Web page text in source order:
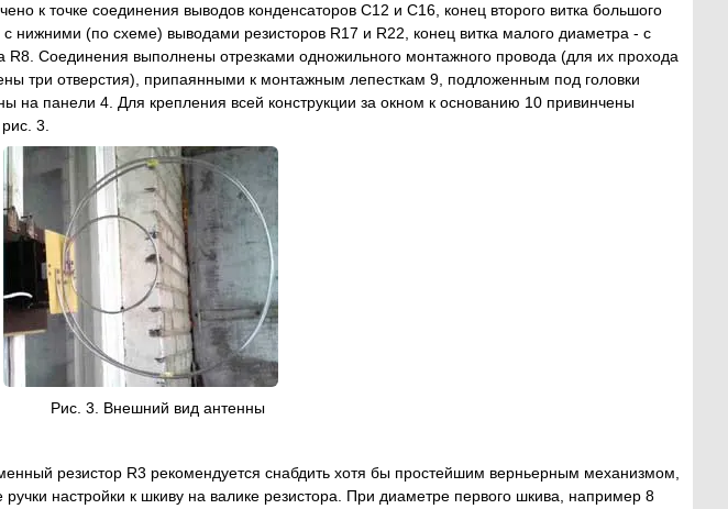
к точке соединения выводов конденсаторов С12 и С16, конец второго витка большого
нижними (по схеме) выводами резисторов R17 и R22, конец витка малого диаметра - с
R8. Соединения выполнены отрезками одножильного монтажного провода (для их прохода
три отверстия), припаянными к монтажным лепесткам 9, подложенным под головки
на панели 4. Для крепления всей конструкции за окном к основанию 10 привинчены
3.
Рис. 3. Внешний вид антенны
резистор R3 рекомендуется снабдить хотя бы простейшим верньерным механизмом,
настройки к шкиву на валике резистора. При диаметре первого шкива, например 8